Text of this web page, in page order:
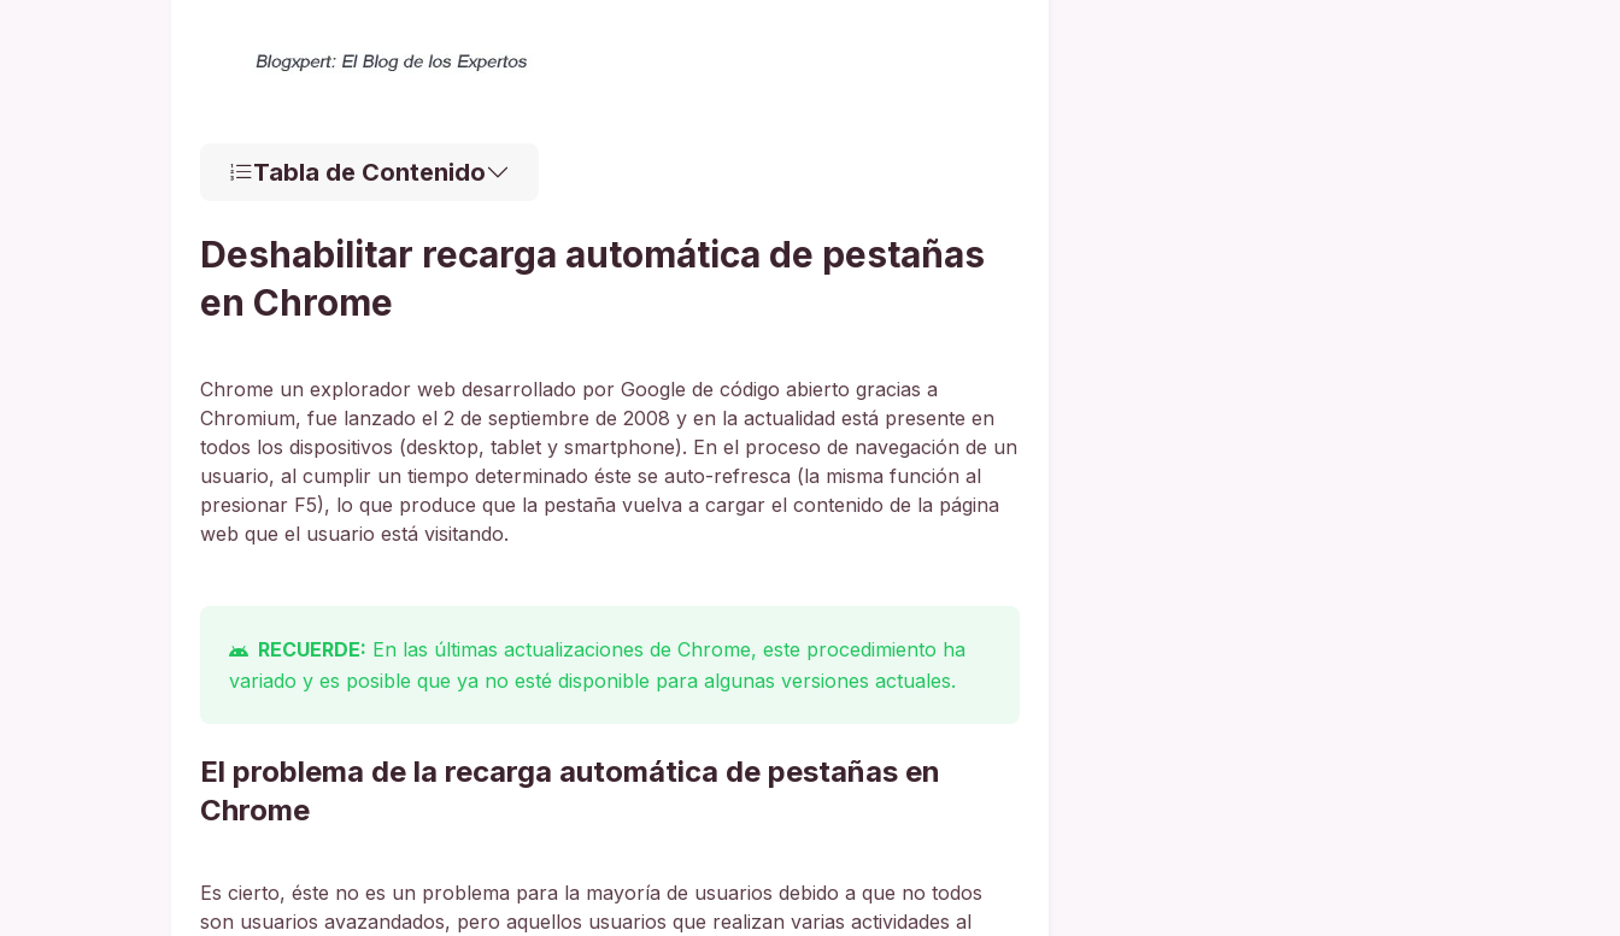
Tabla de Contenido
Deshabilitar recarga automática de pestañas
en Chrome
Chrome un explorador web desarrollado por Google de código abierto gracias a
Chromium, fue lanzado el 2 de septiembre de 2008 y en la actualidad está presente en
todos los dispositivos (desktop, tablet y smartphone). En el proceso de navegación de un
usuario, al cumplir un tiempo determinado éste se auto-refresca (la misma función al
presionar F5), lo que produce que la pestaña vuelva a cargar el contenido de la página
web que el usuario está visitando.
RECUERDE: En las últimas actualizaciones de Chrome, este procedimiento ha
variado y es posible que ya no esté disponible para algunas versiones actuales.
El problema de la recarga automática de pestañas en
Chrome
Es cierto, éste no es un problema para la mayoría de usuarios debido a que no todos
son usuarios avazandados, pero aquellos usuarios que realizan varias actividades al